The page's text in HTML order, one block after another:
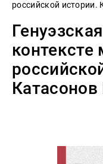
российской
Мировая
Экономика
и
Публицистика